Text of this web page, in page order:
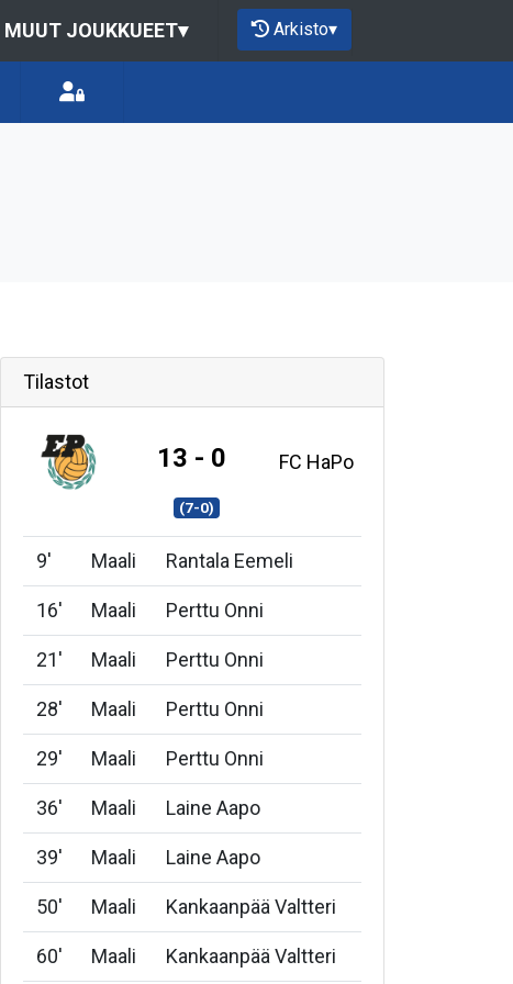
MUUT JOUKKUEET▾ Arkisto▾
Tilastot
13 - 0 FC HaPo
(7-0)
9' Maali Rantala Eemeli
16' Maali Perttu Onni
21' Maali Perttu Onni
28' Maali Perttu Onni
29' Maali Perttu Onni
36' Maali Laine Aapo
39' Maali Laine Aapo
50' Maali Kankaanpää Valtteri
60' Maali Kankaanpää Valtteri